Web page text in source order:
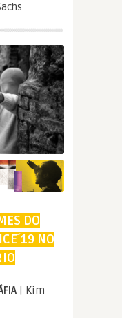
DO
NO
| Kim